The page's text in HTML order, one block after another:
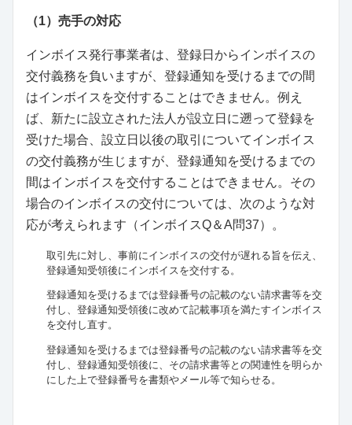
（1）売手の対応
インボイス発行事業者は、登録日からインボイスの
交付義務を負いますが、登録通知を受けるまでの間
はインボイスを交付することはできません。例え
ば、新たに設立された法人が設立日に遡って登録を
受けた場合、設立日以後の取引についてインボイス
の交付義務が生じますが、登録通知を受けるまでの
間はインボイスを交付することはできません。その
場合のインボイスの交付については、次のような対
応が考えられます（インボイスQ＆A問37）。
取引先に対し、事前にインボイスの交付が遅れる旨を伝え、
登録通知受領後にインボイスを交付する。
登録通知を受けるまでは登録番号の記載のない請求書等を交
付し、登録通知受領後に改めて記載事項を満たすインボイス
を交付し直す。
登録通知を受けるまでは登録番号の記載のない請求書等を交
付し、登録通知受領後に、その請求書等との関連性を明らか
にした上で登録番号を書類やメール等で知らせる。